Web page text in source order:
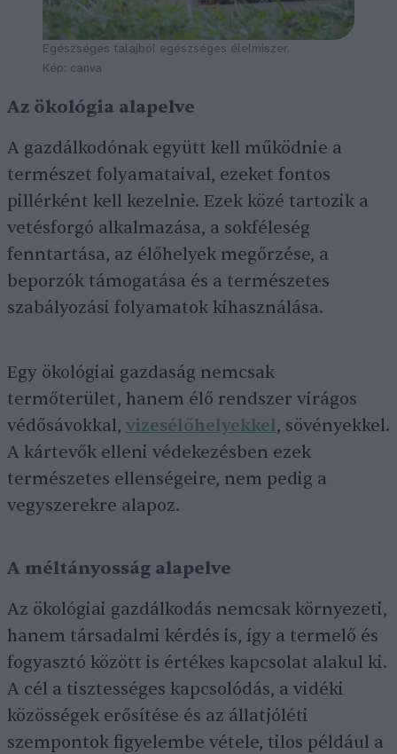
Egészséges talajból egészséges élelmiszer.
Kép: canva
Az ökológia alapelve
A gazdálkodónak együtt kell működnie a
természet folyamataival, ezeket fontos
pillérként kell kezelnie. Ezek közé tartozik a
vetésforgó alkalmazása, a sokféleség
fenntartása, az élőhelyek megőrzése, a
beporzók támogatása és a természetes
szabályozási folyamatok kihasználása.
Egy ökológiai gazdaság nemcsak
termőterület, hanem élő rendszer virágos
védősávokkal, vizesélőhelyekkel, sövényekkel.
A kártevők elleni védekezésben ezek
természetes ellenségeire, nem pedig a
vegyszerekre alapoz.
A méltányosság alapelve
Az ökológiai gazdálkodás nemcsak környezeti,
hanem társadalmi kérdés is, így a termelő és
fogyasztó között is értékes kapcsolat alakul ki.
A cél a tisztességes kapcsolódás, a vidéki
közösségek erősítése és az állatjóléti
szempontok figyelembe vétele, tilos például a